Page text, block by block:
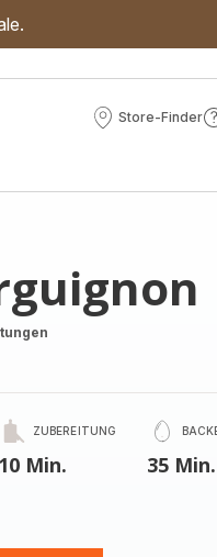
Store-Finder
Store-
ZUBEREITUNG
10 Min. 35 Min.